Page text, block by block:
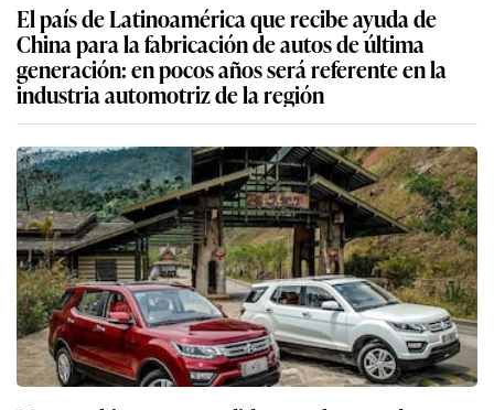
El país de Latinoamérica que recibe ayuda de
China para la fabricación de autos de última
generación: en pocos años será referente en la
industria automotriz de la región